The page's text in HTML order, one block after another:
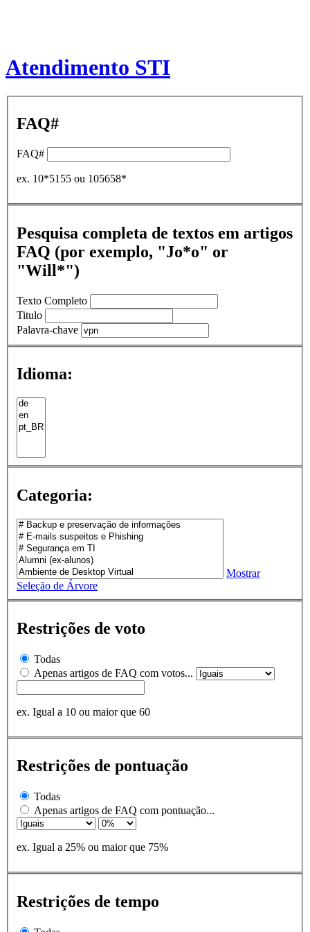
Atendimento STI
FAQ#
FAQ#
ex. 10*5155 ou 105658*
Pesquisa completa de textos em artigos
FAQ (por exemplo, "Jo*o" or
"Will*")
Texto Completo
Titulo
Palavra-chave
Idioma:
Categoria:
Mostrar
Seleção de Árvore
Restrições de voto
Todas
Apenas artigos de FAQ com votos...
ex. Igual a 10 ou maior que 60
Restrições de pontuação
Todas
Apenas artigos de FAQ com pontuação...
ex. Igual a 25% ou maior que 75%
Restrições de tempo